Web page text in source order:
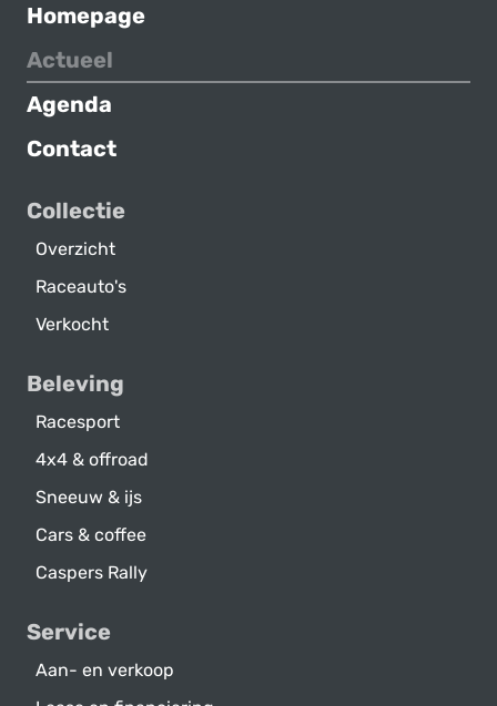
Homepage
Actueel
Agenda
Contact
Collectie
Overzicht
Raceauto's
Verkocht
Beleving
Racesport
4x4 & offroad
Sneeuw & ijs
Cars & coffee
Caspers Rally
Service
Aan- en verkoop